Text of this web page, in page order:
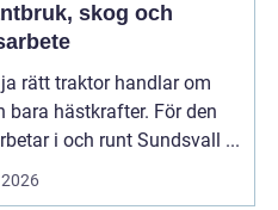
skog och
rätt traktor handlar om
bara hästkrafter. För den
i och runt Sundsvall ...